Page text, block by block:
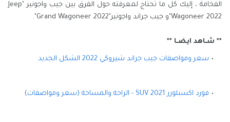
الفخامة ، إليك كل ما تحتاج لمعرفته حول الفرق بين جيب واجونير "Jeep
Wagoneer 2022"و جيب جراند واجونير"Grand Wagoneer 2022".
** شـاهد ايضـا **
سعر ومواصفات جيب جراند شيروكي 2022 الشكل الجديد
فورد اكسبلورر 2021 SUV - الراحة والمساحة (سعر ومواصفات)